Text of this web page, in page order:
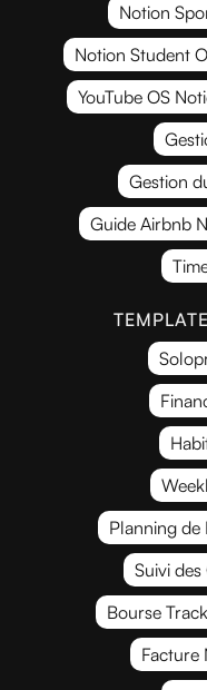
Notion
Notion Student
YouTube OS
Gestion
Guide Airbnb
Planning de
Suivi
Bourse
Facture